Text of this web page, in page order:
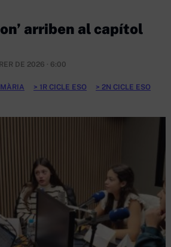
arriben al capítol
DE 2026 · 6:00
1R CICLE ESO
2N CICLE ESO